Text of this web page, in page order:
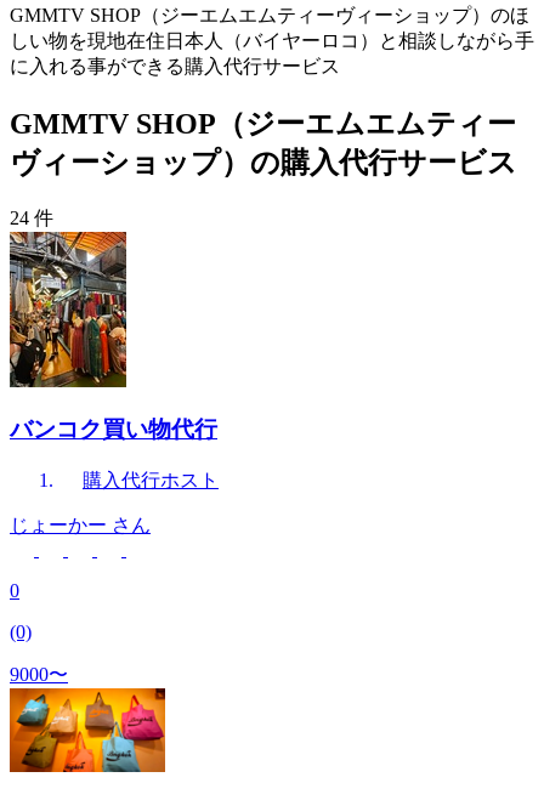
GMMTV SHOP（ジーエムエムティーヴィーショップ）のほ
しい物を現地在住日本人（バイヤーロコ）と相談しながら手
に入れる事ができる購入代行サービス
GMMTV SHOP（ジーエムエムティー
ヴィーショップ）の購入代行サービス
24 件
バンコク買い物代行
購入代行ホスト
じょーかー さん
0
(0)
9000〜